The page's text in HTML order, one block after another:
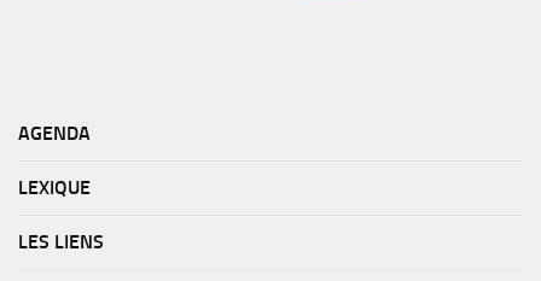
AGENDA
LEXIQUE
LES LIENS